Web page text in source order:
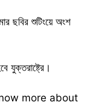
ছবির শুটিংয়ে অংশ
যুক্তরাষ্ট্রে।
more about